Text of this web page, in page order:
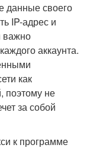
данные своего
IP-адрес и
важно
аккаунта.
как
поэтому не
за собой
к программе